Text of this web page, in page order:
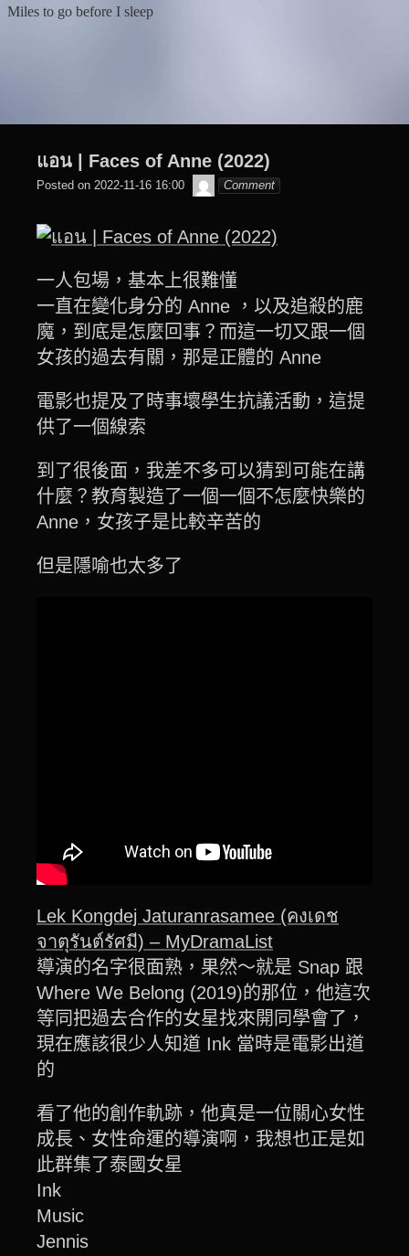
Miles to go before I sleep
แอน | Faces of Anne (2022)
Posted on 2022-11-16 16:00
๙
翔
Comment
一人包場，基本上很難懂
一直在變化身分的 Anne ，以及追殺的鹿
魔，到底是怎麼回事？而這一切又跟一個
女孩的過去有關，那是正體的 Anne
電影也提及了時事壞學生抗議活動，這提
供了一個線索
到了很後面，我差不多可以猜到可能在講
什麼？教育製造了一個一個不怎麼快樂的
Anne，女孩子是比較辛苦的
但是隱喻也太多了
Lek Kongdej Jaturanrasamee (คงเดช
จาตุรันต์รัศมี) – MyDramaList
導演的名字很面熟，果然～就是 Snap 跟
Where We Belong (2019)的那位，他這次
等同把過去合作的女星找來開同學會了，
現在應該很少人知道 Ink 當時是電影出道
的
看了他的創作軌跡，他真是一位關心女性
成長、女性命運的導演啊，我想也正是如
此群集了泰國女星
Ink
Music
Jennis